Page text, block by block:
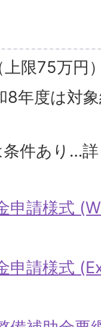
上限75万円
8年度は対
件あり…
申請様式
申請様式